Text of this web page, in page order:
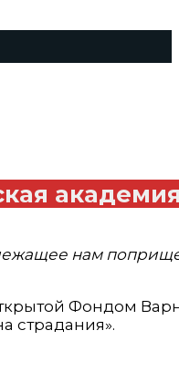
нам
Фондом
страдания».